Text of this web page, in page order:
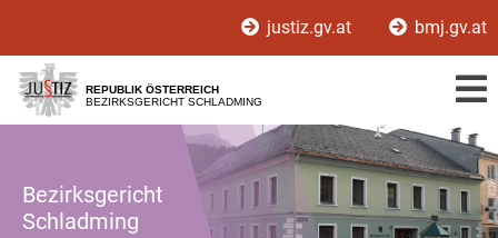
[1]
[2]
[3]
justiz.gv.at bmj.gv.at
REPUBLIK ÖSTERREICH
BEZIRKSGERICHT SCHLADMING
Bezirksgericht
Schladming